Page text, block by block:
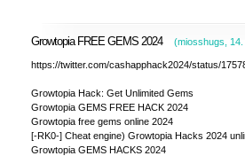
Growtopia FREE GEMS 2024 (miosshugs
https://twitter.com/cashapphack2024/status/
Growtopia Hack: Get Unlimited Gems
Growtopia GEMS FREE HACK 2024
Growtopia free gems online 2024
[-RK0-] Cheat engine) Growtopia Hacks 2024
Growtopia GEMS HACKS 2024